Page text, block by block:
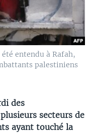
entendu à Rafah,
palestiniens
des
secteurs de
ayant touché la